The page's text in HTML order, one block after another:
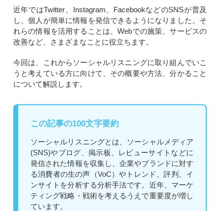
近年ではTwitter、Instagram、FacebookなどのSNSが普及
し、個人が簡単に情報を発信できるようになりました。そ
れらの情報を活用することは、Webでの施策、サービスの
改善など、さまざまなことに役立ちます。
今回は、これからソーシャルリスニングに取り組んでいこ
うと考えている方に向けて、その概要や方法、分かること
について解説します。
この記事の100文字要約
ソーシャルリスニングとは、ソーシャルメディア
(SNS)やブログ、掲示板、レビューサイトなどに
発信された情報を収集し、企業やブランドに対す
る消費者の生の声（VoC）やトレンド、評判、イ
ンサイトを分析する分析手法です。近年、マーケ
ティング戦略・戦術を考えるうえで重要度が増し
ています。